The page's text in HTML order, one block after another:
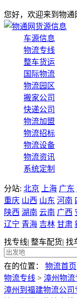
您好，欢迎来到物通
找专线| 整车配货| 找
货源信息
车源信息
物流专线
整车货运
国际物流
物流园区
搬家公司
快递公司
物流加盟
物流招标
物流设备
物流资讯
系统定制
分站: 北京 上海 广东
重庆 山西 山东 河南
陕西 湖南 云南 广西
辽宁 青海 吉林 甘肃
在的位置：
物流首页
物流专线 > 漳州物流
漳州到福建物流公司